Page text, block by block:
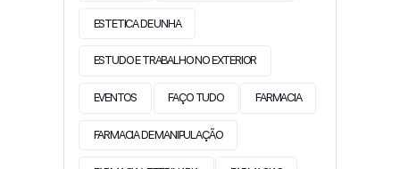
ESTETICA DE UNHA
ESTUDO E TRABALHO NO EXTERIOR
EVENTOS FAÇO TUDO FARMACIA
FARMACIA DE MANIPULAÇÃO